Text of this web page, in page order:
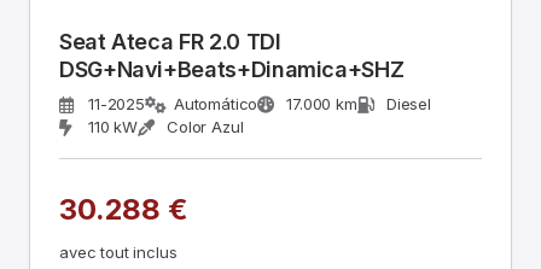
Seat Ateca FR 2.0 TDI
DSG+Navi+Beats+Dinamica+SHZ
11-2025 Automático 17.000 km
Diesel
110 kW
Color Azul
30.288 €
avec tout inclus